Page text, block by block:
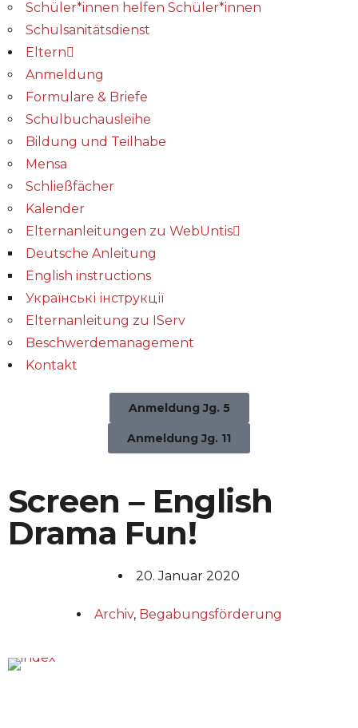
Schüler*innen helfen Schüler*innen
Schulsanitätsdienst
Eltern
Anmeldung
Formulare & Briefe
Schulbuchausleihe
Bildung und Teilhabe
Mensa
Schließfächer
Kalender
Elternanleitungen zu WebUntis
Deutsche Anleitung
English instructions
Українські інструкції
Elternanleitung zu IServ
Beschwerdemanagement
Kontakt
Anmeldung Jg. 5
Anmeldung Jg. 11
Screen – English
Drama Fun!
20. Januar 2020
Archiv, Begabungsförderung